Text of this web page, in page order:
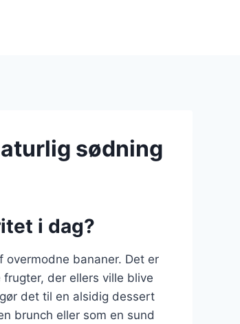
sødning
i dag?
bananer. Det er
der ellers ville blive
det til en alsidig dessert
brunch eller som en sund